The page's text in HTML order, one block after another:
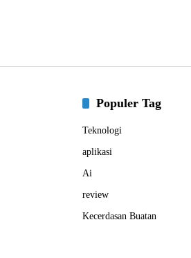
Populer Tag
Teknologi
aplikasi
Ai
review
Kecerdasan Buatan